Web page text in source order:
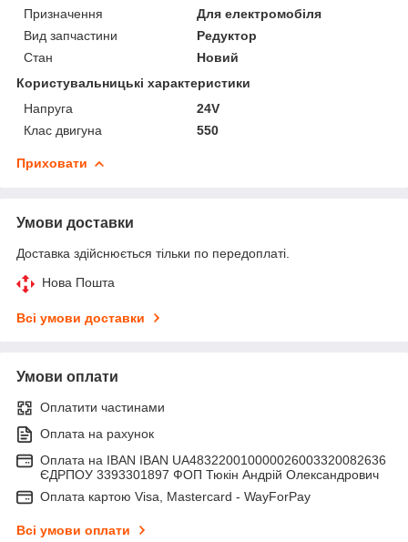
Призначення
Для електромобіля
Вид запчастини
Редуктор
Стан
Новий
Користувальницькі характеристики
Напруга
24V
Клас двигуна
550
Приховати
Умови доставки
Доставка здійснюється тільки по передоплаті.
Нова Пошта
Всі умови доставки
Умови оплати
Оплатити частинами
Оплата на рахунок
Оплата на IBAN IBAN UA483220010000026003320082636
ЄДРПОУ 3393301897 ФОП Тюкін Андрій Олександрович
Оплата картою Visa, Mastercard - WayForPay
Всі умови оплати